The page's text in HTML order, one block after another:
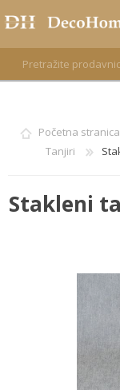
REGISTRUJTE SE
PRIJAVA
Početna stranica
Tanjiri
Stakleni